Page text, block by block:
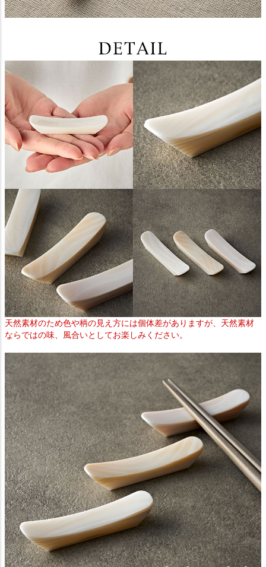
天然素材のため色や柄の見え方には個体差がありますが、天然素材
ならではの味、風合いとしてお楽しみください。